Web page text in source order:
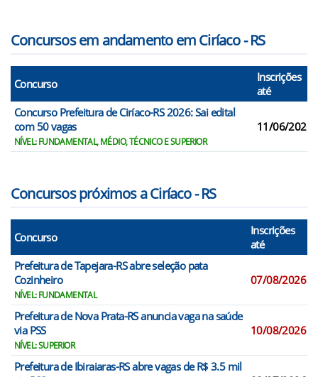
Concursos em andamento em Ciríaco - RS
Concurso
Inscrições
até
Concurso Prefeitura de Ciríaco-RS 2026: Sai edital
com 50 vagas
NÍVEL: FUNDAMENTAL, MÉDIO, TÉCNICO E SUPERIOR
11/06/2026
Concursos próximos a Ciríaco - RS
Concurso
Inscrições
até
Prefeitura de Tapejara-RS abre seleção pata
Cozinheiro
NÍVEL: FUNDAMENTAL
07/08/2026
Prefeitura de Nova Prata-RS anuncia vaga na saúde
via PSS
NÍVEL: SUPERIOR
10/08/2026
Prefeitura de Ibiraiaras-RS abre vagas de R$ 3.5 mil